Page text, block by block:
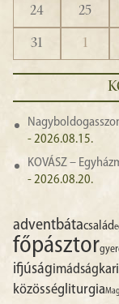
24
25
31
1
- 2026.08.15.
KOVÁSZ –
- 2026.08.20.
adventbátacsalád
főpásztor
ifjúságimádság
közösségliturgia